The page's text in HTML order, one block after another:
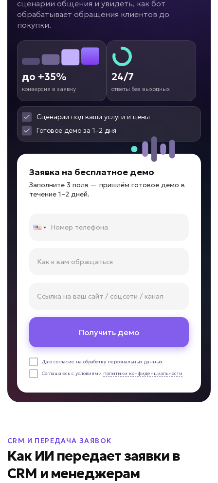
• До -50% срока адаптации
• Ответы за секунды
Подробней
Срок реализации
от 59 000 ₽ под ключ
Клиенты теряются в воронке?
ИИ для сопровождения
сделок
Задача: Контроль этапов продаж
• До +15% завершенных сделок
• Контроль 24/7
Срок реализации
от 69 000 ₽ под ключ
Много времени уходит на документы?
ИИ для
документооборота
Задача: Работа с документами
Подробней
Срок реализации от 10 дней
сценарии общения и увидеть, как бот
обрабатывает обращения клиентов до
покупки.
до +35%
конверсия в заявку
24/7
ответы без выходных
Сценарии под ваши услуги и цены
Готовое демо за 1–2 дня
Заявка на бесплатное демо
Заполните 3 поля — пришлём готовое демо в
течение 1–2 дней.
Получить демо
Даю согласие на обработку персональных данных
Соглашаюсь с условиями политики конфиденциальности
CRM И ПЕРЕДАЧА ЗАЯВОК
Как ИИ передает заявки в
CRM и менеджерам